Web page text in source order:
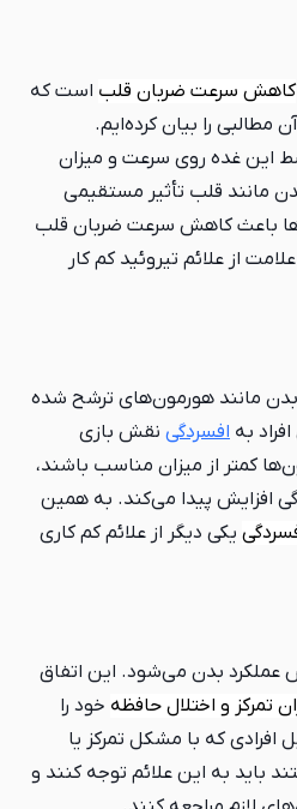
کاهش سرعت ضربان قلب است که
را بیان کرده‌ایم.
این غده روی سرعت و میزان
مانند قلب تأثیر مستقیمی
باعث کاهش سرعت ضربان قلب
از علائم تیروئید کم کار
مانند هورمون‌های ترشح شده
به افسردگی نقش بازی
کمتر از میزان مناسب باشند،
افزایش پیدا می‌کند. به همین
یکی دیگر از علائم کم کاری
عملکرد بدن می‌شود. این اتفاق
تمرکز و اختلال حافظه خود را
که با مشکل تمرکز یا
باید به این علائم توجه کنند و